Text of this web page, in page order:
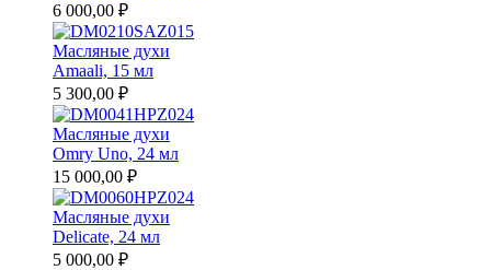
6 000,00 ₽
Масляные духи
Amaali, 15 мл
5 300,00 ₽
Масляные духи
Omry Uno, 24 мл
15 000,00 ₽
Масляные духи
Delicate, 24 мл
5 000,00 ₽